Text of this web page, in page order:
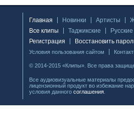
Главная Новинки Артисты
Все клипы
Таджикские
Русские
Регистрация
Восстановить
Условия пользования сайтом
© 2014-2015 «Клипы». Все права
Все аудиовизуальные материалы
лицензионный продукт во избежание
условия данного соглашения